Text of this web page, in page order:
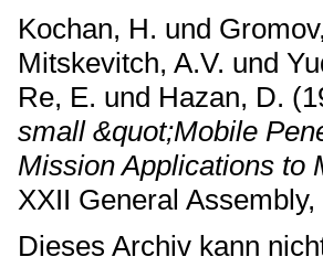
Kochan, H. und
Mitskevitch, A.V. und
Re, E. und Hazan, D.
small &quot;Mobile
Mission Applications to
XXII General
Dieses Archiv kann